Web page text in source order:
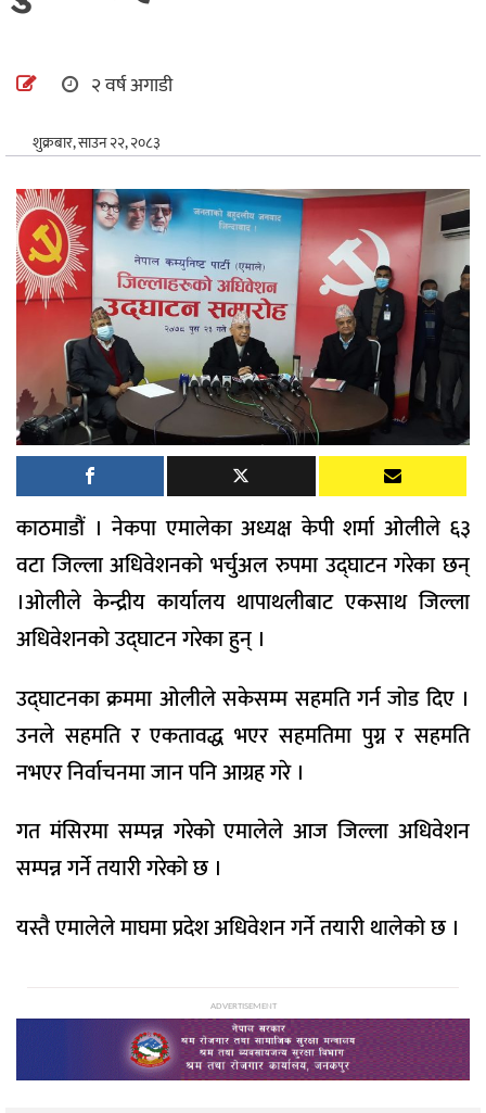
२ वर्ष अगाडी
शुक्रबार, साउन २२, २०८३
काठमाडौं । नेकपा एमालेका अध्यक्ष केपी शर्मा ओलीले ६३
वटा जिल्ला अधिवेशनको भर्चुअल रुपमा उद्घाटन गरेका छन्
।ओलीले केन्द्रीय कार्यालय थापाथलीबाट एकसाथ जिल्ला
अधिवेशनको उद्घाटन गरेका हुन् ।
उद्घाटनका क्रममा ओलीले सकेसम्म सहमति गर्न जोड दिए ।
उनले सहमति र एकतावद्ध भएर सहमतिमा पुग्न र सहमति
नभएर निर्वाचनमा जान पनि आग्रह गरे ।
गत मंसिरमा सम्पन्न गरेको एमालेले आज जिल्ला अधिवेशन
सम्पन्न गर्ने तयारी गरेको छ ।
यस्तै एमालेले माघमा प्रदेश अधिवेशन गर्ने तयारी थालेको छ ।
ADVERTISEMENT